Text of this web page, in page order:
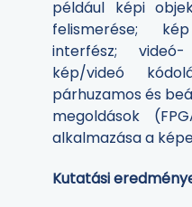
például képi
felismerése;
interfész;
kép/videó
párhuzamos és
megoldások
alkalmazása a
Kutatási